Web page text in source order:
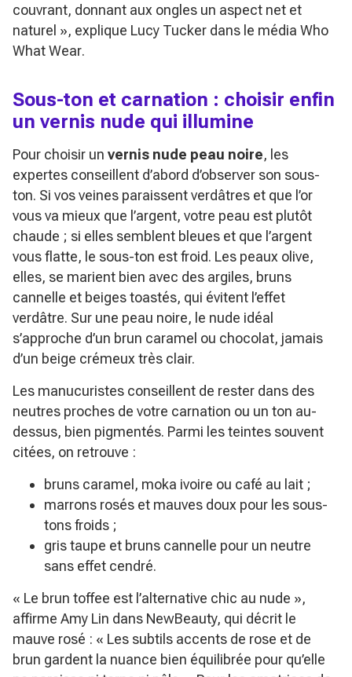
couvrant, donnant aux ongles un aspect net et
naturel », explique Lucy Tucker dans le média Who
What Wear.
Sous-ton et carnation : choisir enfin
un vernis nude qui illumine
Pour choisir un vernis nude peau noire, les
expertes conseillent d’abord d’observer son sous-
ton. Si vos veines paraissent verdâtres et que l’or
vous va mieux que l’argent, votre peau est plutôt
chaude ; si elles semblent bleues et que l’argent
vous flatte, le sous-ton est froid. Les peaux olive,
elles, se marient bien avec des argiles, bruns
cannelle et beiges toastés, qui évitent l’effet
verdâtre. Sur une peau noire, le nude idéal
s’approche d’un brun caramel ou chocolat, jamais
d’un beige crémeux très clair.
Les manucuristes conseillent de rester dans des
neutres proches de votre carnation ou un ton au-
dessus, bien pigmentés. Parmi les teintes souvent
citées, on retrouve :
bruns caramel, moka ivoire ou café au lait ;
marrons rosés et mauves doux pour les sous-
tons froids ;
gris taupe et bruns cannelle pour un neutre
sans effet cendré.
« Le brun toffee est l’alternative chic au nude »,
affirme Amy Lin dans NewBeauty, qui décrit le
mauve rosé : « Les subtils accents de rose et de
brun gardent la nuance bien équilibrée pour qu’elle